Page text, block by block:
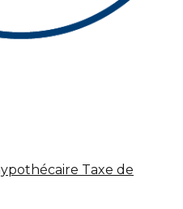
Taxe de